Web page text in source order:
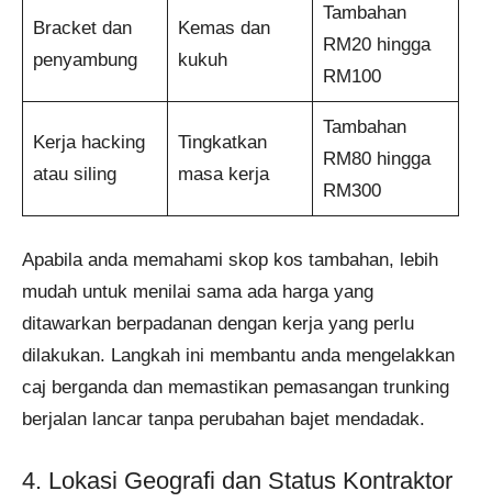
Bracket dan
penyambung
Kemas dan
kukuh
Tambahan
RM20 hingga
RM100
Kerja hacking
atau siling
Tingkatkan
masa kerja
Tambahan
RM80 hingga
RM300
Apabila anda memahami skop kos tambahan, lebih
mudah untuk menilai sama ada harga yang
ditawarkan berpadanan dengan kerja yang perlu
dilakukan. Langkah ini membantu anda mengelakkan
caj berganda dan memastikan pemasangan trunking
berjalan lancar tanpa perubahan bajet mendadak.
4. Lokasi Geografi dan Status Kontraktor